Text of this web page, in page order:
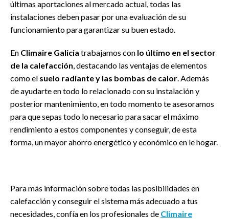
últimas aportaciones al mercado actual, todas las
instalaciones deben pasar por una evaluación de su
funcionamiento para garantizar su buen estado.
En Climaire Galicia trabajamos con lo último en el sector
de la calefacción , destacando las ventajas de elementos
como el suelo radiante y las bombas de calor . Además
de ayudarte en todo lo relacionado con su instalación y
posterior mantenimiento, en todo momento te asesoramos
para que sepas todo lo necesario para sacar el máximo
rendimiento a estos componentes y conseguir, de esta
forma, un mayor ahorro energético y económico en le hogar.
Para más información sobre todas las posibilidades en
calefacción y conseguir el sistema más adecuado a tus
necesidades, confía en los profesionales de Climaire